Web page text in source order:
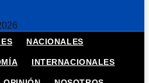
NACIONALES
INTERNACIONALES